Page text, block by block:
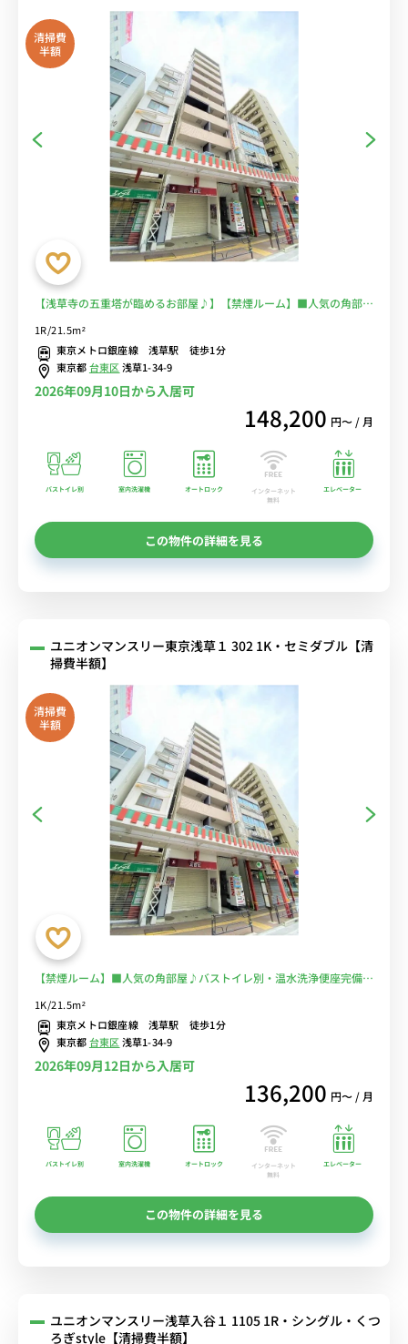
清掃費
半額
【浅草寺の五重塔が臨めるお部屋♪】【禁煙ルーム】■人気の角部屋
＆２面採光♪バストイレ別・温水洗浄便座完備♪オートロック＆モニ
ター付きインターフォン完備♪快適なソファ付き♪■東京メトロ銀座
線「浅草駅」徒歩1分■選べるWi-Fi格安レンタル中！
1R/21.5m²
東京メトロ銀座線 浅草駅 徒歩1分
東京都台東区浅草1-34-9
2026年09月10日から入居可
148,200 円〜 / 月
バストイレ別 室内洗濯機 オートロック
インターネット
無料
エレベーター
この物件の詳細を見る
ユニオンマンスリー東京浅草１ 302 1K・セミダブル【清
掃費半額】
清掃費
半額
【禁煙ルーム】■人気の角部屋♪バストイレ別・温水洗浄便座完備♪
き♪デスクとチェアのあるお部屋♪■東京メトロ銀座線「浅草駅」徒
歩1分■選べるWi-Fi格安レンタル中！
1K/21.5m²
東京メトロ銀座線 浅草駅 徒歩1分
東京都台東区浅草1-34-9
2026年09月12日から入居可
136,200 円〜 / 月
バストイレ別 室内洗濯機 オートロック
インターネット
無料
エレベーター
この物件の詳細を見る
ユニオンマンスリー浅草入谷１ 1105 1R・シングル・くつ
ろぎstyle【清掃費半額】